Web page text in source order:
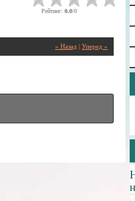
Рейтинг: 0.0/0
« Назад Уперед »